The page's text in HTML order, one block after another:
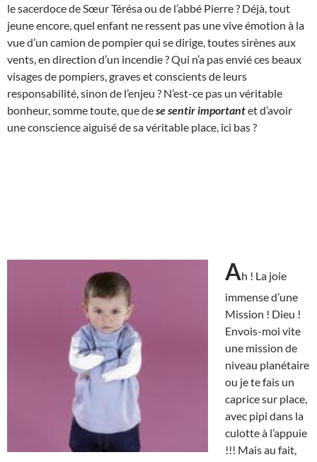
le sacerdoce de Sœur Térésa ou de l’abbé Pierre ? Déjà, tout
jeune encore, quel enfant ne ressent pas une vive émotion à la
vue d’un camion de pompier qui se dirige, toutes sirènes aux
vents, en direction d’un incendie ? Qui n’a pas envié ces beaux
visages de pompiers, graves et conscients de leurs
responsabilité, sinon de l’enjeu ? N’est-ce pas un véritable
bonheur, somme toute, que dese sentir importantet d’avoir
une conscience aiguisé de sa véritable place, ici bas ?
Ah ! La joie
immense d’une
Mission ! Dieu !
Envois-moi vite
une mission de
niveau planétaire
ou je te fais un
caprice sur place,
avec pipi dans la
culotte à l’appuie
!!! Mais au fait,